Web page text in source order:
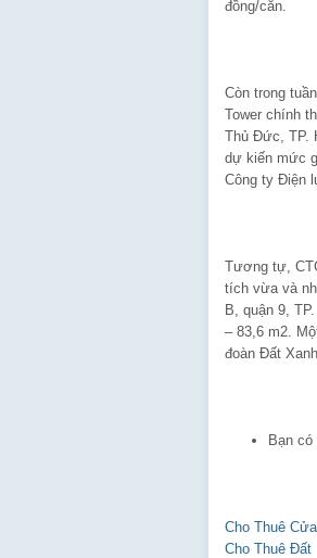
đồng/căn.
Còn trong
Tower chính
Thủ Đức, TP.
dự kiến mức
Công ty Điện
Tương tự,
tích vừa và
B, quận 9,
– 83,6 m2.
đoàn Đất
Bạn có
Cho Thuê
Cho Thuê Đất